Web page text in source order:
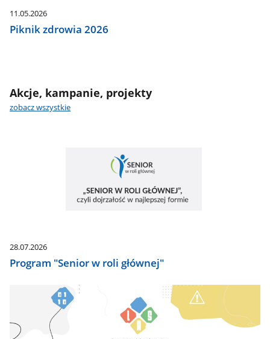
11.05.2026
Piknik zdrowia 2026
Akcje, kampanie, projekty
zobacz wszystkie
28.07.2026
Program "Senior w roli głównej"